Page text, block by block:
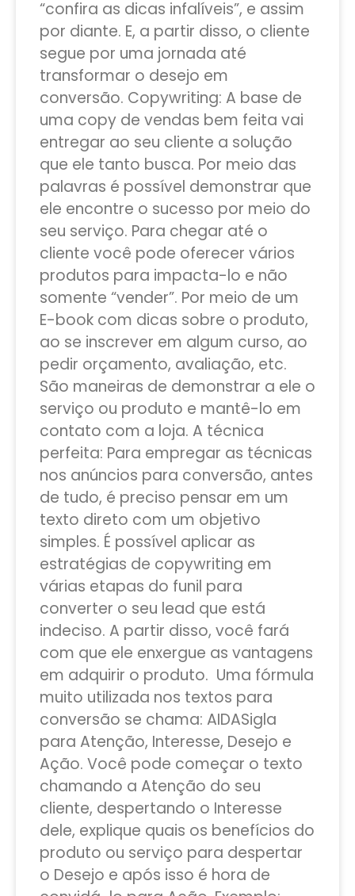
“confira as dicas infalíveis”, e assim
por diante. E, a partir disso, o cliente
segue por uma jornada até
transformar o desejo em
conversão. Copywriting: A base de
uma copy de vendas bem feita vai
entregar ao seu cliente a solução
que ele tanto busca. Por meio das
palavras é possível demonstrar que
ele encontre o sucesso por meio do
seu serviço. Para chegar até o
cliente você pode oferecer vários
produtos para impacta-lo e não
somente “vender”. Por meio de um
E-book com dicas sobre o produto,
ao se inscrever em algum curso, ao
pedir orçamento, avaliação, etc.
São maneiras de demonstrar a ele o
serviço ou produto e mantê-lo em
contato com a loja. A técnica
perfeita: Para empregar as técnicas
nos anúncios para conversão, antes
de tudo, é preciso pensar em um
texto direto com um objetivo
simples. É possível aplicar as
estratégias de copywriting em
várias etapas do funil para
converter o seu lead que está
indeciso. A partir disso, você fará
com que ele enxergue as vantagens
em adquirir o produto. Uma fórmula
muito utilizada nos textos para
conversão se chama: AIDASigla
para Atenção, Interesse, Desejo e
Ação. Você pode começar o texto
chamando a Atenção do seu
cliente, despertando o Interesse
dele, explique quais os benefícios do
produto ou serviço para despertar
o Desejo e após isso é hora de